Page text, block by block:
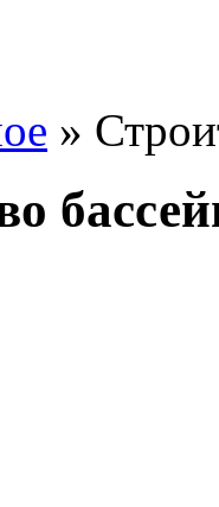
»